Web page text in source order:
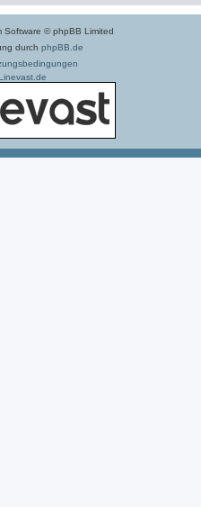
Software © phpBB Limited
durch phpBB.de